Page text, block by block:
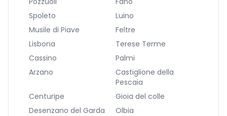
Spoleto
Luino
Musile di Piave
Feltre
Lisbona
Terese Terme
Cassino
Palmi
Arzano
Castiglione della
Pescaia
Centuripe
Gioia del colle
Desenzano del Garda
Olbia